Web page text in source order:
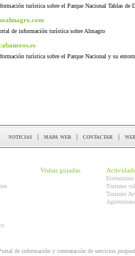
turística sobre el Parque Nacional Tablas de
de información turística sobre Almagro
turística sobre el Parque Nacional y su
noticias | mapa web | contactar |
Visitas guiadas
Ecoturismo
Turismo
Turismo
de información y contratación de servicios